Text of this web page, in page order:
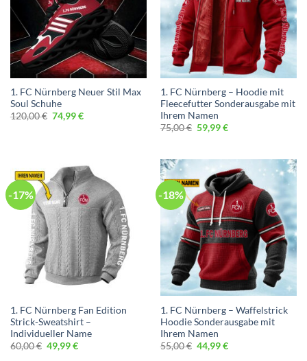
1. FC Nürnberg Neuer Stil Max
Soul Schuhe
120,00€ Ursprünglicher
Preis
74,99€Aktueller
1. FC Nürnberg – Hoodie mit
Fleecefutter Sonderausgabe mit
Ihrem Namen
75,00€ Ursprünglicher
Preis
59,99€Aktueller
-17%
1. FC Nürnberg Fan Edition
Strick-Sweatshirt –
Individueller Name
60,00€ Ursprünglicher
Preis
49,99€Aktueller
-18%
1. FC Nürnberg – Waffelstrick
Hoodie Sonderausgabe mit
Ihrem Namen
55,00€ Ursprünglicher
Preis
44,99€Aktueller